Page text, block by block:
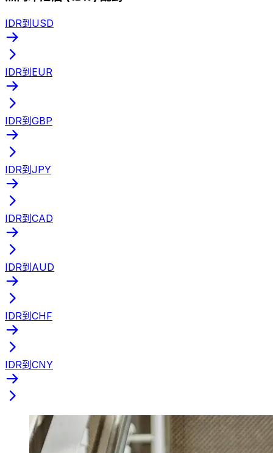
IDR到USD
IDR到EUR
IDR到GBP
IDR到JPY
IDR到CAD
IDR到AUD
IDR到CHF
IDR到CNY